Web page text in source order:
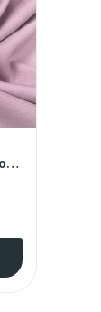
Itališka, aukštos kokybes rožinė kostiuminė...